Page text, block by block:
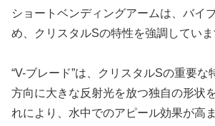
ショートベンディングアームは、バイ
め、クリスタルSの特性を強調していま
“V-ブレード”は、クリスタルSの重要な
方向に大きな反射光を放つ独自の形状
れにより、水中でのアピール効果が高